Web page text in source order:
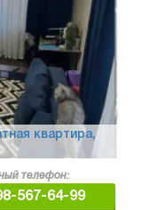
квартира,
телефон:
567-64-99